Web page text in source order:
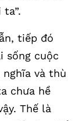
tiếp đó
sống cuộc
nghĩa và thù
chưa hề
Thế là